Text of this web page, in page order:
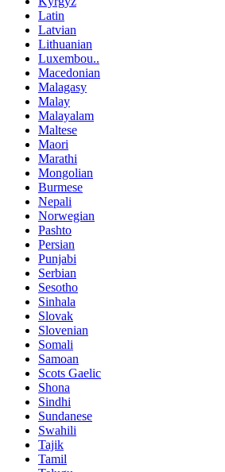
Latin
Latvian
Lithuanian
Luxembou..
Macedonian
Malagasy
Malay
Malayalam
Maltese
Maori
Marathi
Mongolian
Burmese
Nepali
Norwegian
Pashto
Persian
Punjabi
Serbian
Sesotho
Sinhala
Slovak
Slovenian
Somali
Samoan
Scots Gaelic
Shona
Sindhi
Sundanese
Swahili
Tajik
Tamil